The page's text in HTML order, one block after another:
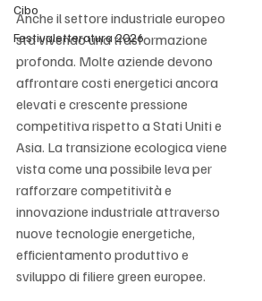
Cibo
Festivaletteratura 2026
Anche il settore industriale europeo
sta vivendo una trasformazione
profonda. Molte aziende devono
affrontare costi energetici ancora
elevati e crescente pressione
competitiva rispetto a Stati Uniti e
Asia. La transizione ecologica viene
vista come una possibile leva per
rafforzare competitività e
innovazione industriale attraverso
nuove tecnologie energetiche,
efficientamento produttivo e
sviluppo di filiere green europee.